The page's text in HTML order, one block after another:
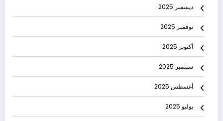
ديسمبر 2025
نوفمبر 2025
أكتوبر 2025
سبتمبر 2025
أغسطس 2025
يوليو 2025